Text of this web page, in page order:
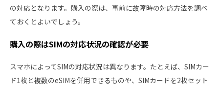
の対応となります。購入の際は、事前に故障時の対応方法を調べ
ておくとよいでしょう。
購入の際はSIMの対応状況の確認が必要
スマホによってSIMの対応状況は異なります。たとえば、SIMカー
ド1枚と複数のeSIMを併用できるものや、SIMカードを2枚セット